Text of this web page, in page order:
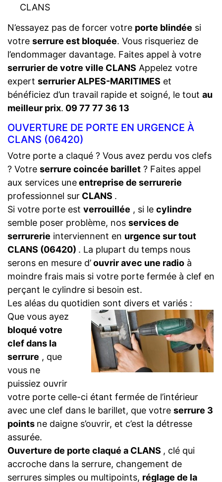
CLANS
N’essayez pas de forcer votre porte blindée si
votre serrure est bloquée. Vous risqueriez de
l’endommager davantage. Faites appel à votre
serrurier de votre ville CLANS Appelez votre
expert serrurier ALPES-MARITIMES et
bénéficiez d’un travail rapide et soigné, le tout au
meilleur prix. 09 77 77 36 13
OUVERTURE DE PORTE EN URGENCE À
CLANS (06420)
Votre porte a claqué ? Vous avez perdu vos clefs
? Votre serrure coincée barillet ? Faites appel
aux services uneentreprise de serrurerie
professionnel sur CLANS .
Si votre porte est verrouillée , si le cylindre
semble poser problème, nos services de
serrurerie interviennent en urgence sur tout
CLANS (06420) . La plupart du temps nous
serons en mesure d’ouvrir avec une radio à
moindre frais mais si votre porte fermée à clef en
perçant le cylindre si besoin est.
Les aléas du quotidien sont divers et variés :
Que vous ayez
bloqué votre
clef dans la
serrure , que
vous ne
puissiez ouvrir
votre porte celle-ci étant fermée de l’intérieur
avec une clef dans le barillet, que votre serrure 3
points ne daigne s’ouvrir, et c’est la détresse
assurée.
Ouverture de porte claqué a CLANS , clé qui
accroche dans la serrure, changement de
serrures simples ou multipoints, réglage de la